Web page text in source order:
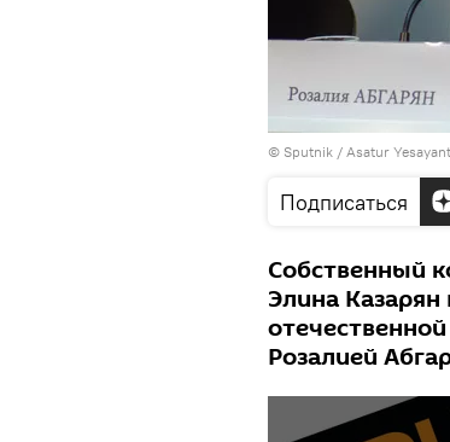
© Sputnik / Asatur
Подписаться
Собственный
Элина
Розалией